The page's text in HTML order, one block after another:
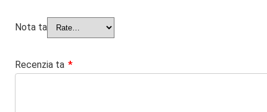
Nota ta
Recenzia ta *